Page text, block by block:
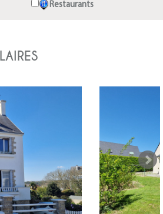
Restaurants